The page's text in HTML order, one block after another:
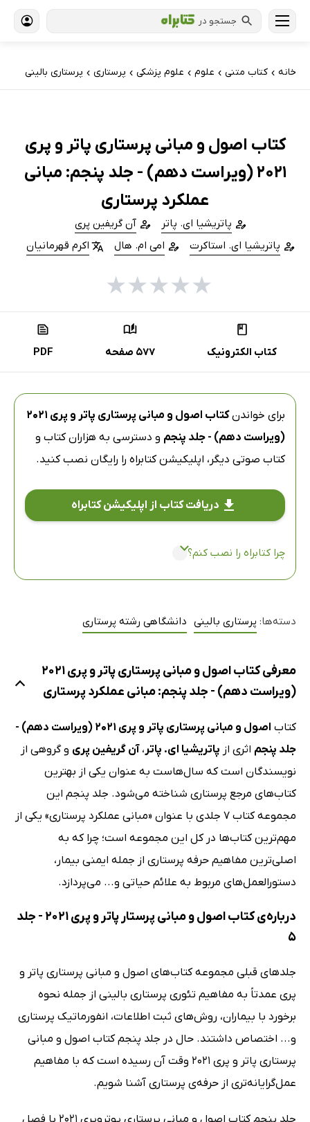
جستجو در
خانه › کتاب‌ متنی › علوم › علوم پزشکی › پرستاری › پرستاری بالینی
کتاب اصول و مبانی پرستاری پاتر و پری
2021 (ویراست دهم) - جلد پنجم: مبانی
عملکرد پرستاری
پاتریشیا ای. پاتر
آن گریفین پری
پاتریشیا ای. استاکرت
امی ام. هال اکرم قهرمانیان
★
★
★
★
★
کتاب الکترونیک 577 صفحه PDF
برای خواندن
کتاب اصول و مبانی پرستاری پاتر و پری 2021
(ویراست دهم) - جلد پنجم و دسترسی به هزاران کتاب و
کتاب صوتی دیگر، اپلیکیشن کتابراه را رایگان نصب کنید.
دریافت کتاب از اپلیکیشن کتابراه
چرا کتابراه را نصب کنم؟
دسته‌ها: پرستاری بالینی دانشگاهی رشته پرستاری
معرفی کتاب اصول و مبانی پرستاری پاتر و پری 2021
(ویراست دهم) - جلد پنجم: مبانی عملکرد پرستاری
کتاب
اصول و مبانی پرستاری پاتر و پری 2021 (ویراست دهم) -
جلد پنجم اثری از پاتریشیا ای. پاتر،آن گریفین پری و گروهی از
نویسندگان است که سال‌هاست به عنوان یکی از بهترین
کتاب‌های مرجع پرستاری شناخته می‌شود. جلد پنجم این
مجموعه کتاب 7 جلدی با عنوان «مبانی عملکرد پرستاری» یکی از
مهم‌ترین کتاب‌ها در کل این مجموعه است؛ چرا که به
اصلی‌ترین مفاهیم حرفه پرستاری از جمله ایمنی بیمار،
دستورالعمل‌های مربوط به علائم حیاتی و... می‌پردازد.
درباره‌ی کتاب اصول و مبانی پرستار پاتر و پری 2021 - جلد
5
جلدهای قبلی مجموعه کتاب‌های اصول و مبانی پرستاری پاتر و
پری عمدتاً به مفاهیم تئوری پرستاری بالینی از جمله نحوه
برخورد با بیماران، روش‌های ثبت اطلاعات، انفورماتیک پرستاری
و... اختصاص داشتند. حال در جلد پنجم کتاب اصول و مبانی
پرستاری پاتر و پری 2021 وقت آن رسیده است که با مفاهیم
عمل‌گرایانه‌تری از حرفه‌ی پرستاری آشنا شویم.
جلد پنجم کتاب اصول و مبانی پرستاری پوتروپری 2021 با فصل